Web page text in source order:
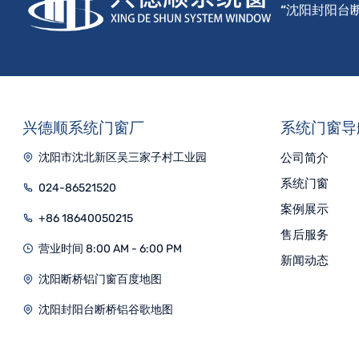
“沈阳封阳台
兴德顺系统门窗厂
沈阳市沈北新区吴三家子村工业园
024-86521520
+86 18640050215
营业时间 8:00 AM - 6:00 PM
沈阳断桥铝门窗百度地图
沈阳封阳台断桥铝谷歌地图
系统门窗
公司简介
系统门窗
案例展示
售后服务
新闻动态